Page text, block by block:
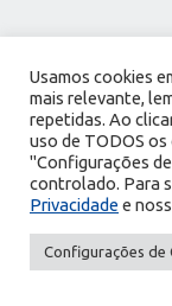
Usamos cookies
mais relevante,
repetidas. Ao
uso de TODOS
"Configurações
controlado. Para
Privacidade e
Configurações de